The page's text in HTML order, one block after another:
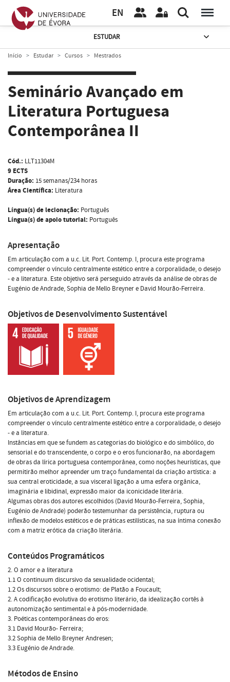
EN
ESTUDAR
Início Estudar Cursos Mestrados
Seminário Avançado em
Literatura Portuguesa
Contemporânea II
Cód.: LLT11304M
9 ECTS
Duração: 15 semanas/234 horas
Área Científica: Literatura
Língua(s) de lecionação: Português
Língua(s) de apoio tutorial: Português
Apresentação
Em articulação com a u.c. Lit. Port. Contemp. I, procura este programa
compreender o vínculo centralmente estético entre a corporalidade, o desejo
- e a literatura. Este objetivo será perseguido através da análise de obras de
Eugénio de Andrade, Sophia de Mello Breyner e David Mourão-Ferreira.
Objetivos de Desenvolvimento Sustentável
Objetivos de Aprendizagem
Em articulação com a u.c. Lit. Port. Contemp. I, procura este programa
compreender o vínculo centralmente estético entre a corporalidade, o desejo
- e a literatura.
Instâncias em que se fundem as categorias do biológico e do simbólico, do
sensorial e do transcendente, o corpo e o eros funcionarão, na abordagem
de obras da lírica portuguesa contemporânea, como noções heurísticas, que
permitirão melhor apreender um traço fundamental da criação artística: a
sua central eroticidade, a sua visceral ligação a uma esfera orgânica,
imaginária e libidinal, expressão maior da iconicidade literária.
Algumas obras dos autores escolhidos (David Mourão-Ferreira, Sophia,
Eugénio de Andrade) poderão testemunhar da persistência, ruptura ou
inflexão de modelos estéticos e de práticas estilísticas, na sua íntima conexão
com a matriz erótica da criação literária.
Conteúdos Programáticos
2. O amor e a literatura
1.1 O continuum discursivo da sexualidade ocidental;
1.2 Os discursos sobre o erotismo: de Platão a Foucault;
2. A codificação evolutiva do erotismo literário, da idealização cortês à
autonomização sentimental e à pós-modernidade.
3. Poéticas contemporâneas do eros:
3.1 David Mourão- Ferreira;
3.2 Sophia de Mello Breyner Andresen;
3.3 Eugénio de Andrade.
Métodos de Ensino